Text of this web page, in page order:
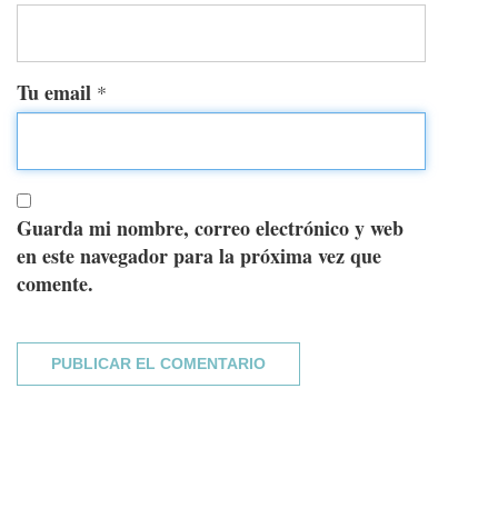
Tu email *
Guarda mi nombre, correo electrónico y web
en este navegador para la próxima vez que
comente.